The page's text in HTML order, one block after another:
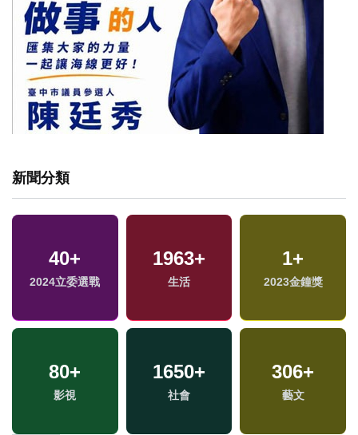
新聞分類
40+
2024立委選戰
1963+
生活
1+
2023金鐘獎
80+
影視
1650+
社會
306+
藝文